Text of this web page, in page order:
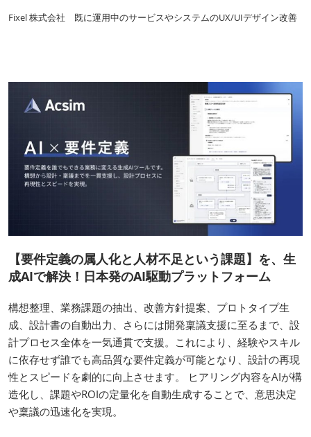
Fixel 株式会社 既に運用中のサービスやシステムのUX/UIデザイン改善
【要件定義の属人化と人材不足という課題】を、生
成AIで解決！日本発のAI駆動プラットフォーム
構想整理、業務課題の抽出、改善方針提案、プロトタイプ生
成、設計書の自動出力、さらには開発稟議支援に至るまで、設
計プロセス全体を一気通貫で支援。これにより、経験やスキル
に依存せず誰でも高品質な要件定義が可能となり、設計の再現
性とスピードを劇的に向上させます。 ヒアリング内容をAIが構
造化し、課題やROIの定量化を自動生成することで、意思決定
や稟議の迅速化を実現。